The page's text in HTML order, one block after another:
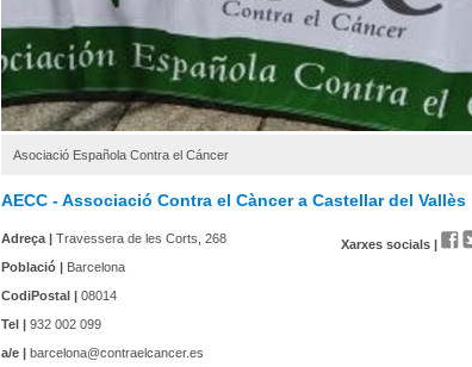
Asociació Española Contra el Cáncer
AECC - Associació Contra el Càncer a Castellar del Vallès
Adreça | Travessera de les Corts, 268
Població | Barcelona
CodiPostal | 08014
Tel | 932 002 099
a/e | barcelona@contraelcancer.es
Xarxes socials |